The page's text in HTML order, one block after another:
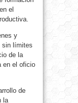
el
y
sin límites
de la
en el oficio
de
la